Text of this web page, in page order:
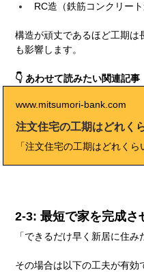
RC造（鉄筋コンクリー
構造が頑丈であるほど工期は
も影響します。
👇 あわせて読みたい関連記事
www.mitsumori-bank.com
2-3: 最短で家を完成さ
「できるだけ早く新居に住
その場合は以下の工夫が有効